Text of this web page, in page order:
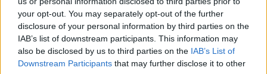
your opt-out. You may separately opt-out of the further
disclosure of your personal information by third parties on the
IAB’s list of downstream participants. This information may
also be disclosed by us to third parties on the IAB’s List of
Downstream Participants that may further disclose it to other
Ze wzajemnościączyz wzajemnością?
Ciekawostki
Bachmut— Bachmut etymologicznie